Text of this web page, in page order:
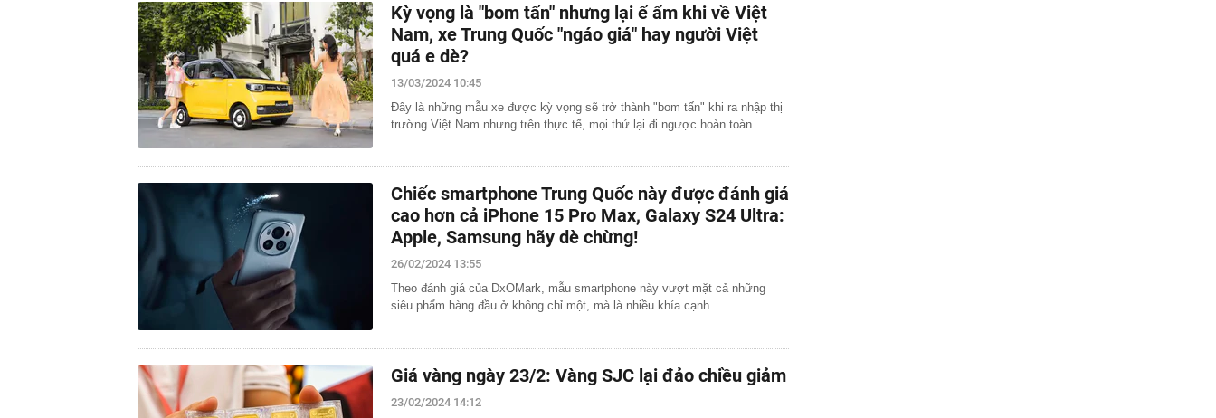
Kỳ vọng là "bom tấn" nhưng lại ế ẩm khi về Việt
Nam, xe Trung Quốc "ngáo giá" hay người Việt
quá e dè?
13/03/2024 10:45
Đây là những mẫu xe được kỳ vọng sẽ trở thành "bom tấn" khi ra nhập thị
trường Việt Nam nhưng trên thực tế, mọi thứ lại đi ngược hoàn toàn.
Chiếc smartphone Trung Quốc này được đánh giá
cao hơn cả iPhone 15 Pro Max, Galaxy S24 Ultra:
Apple, Samsung hãy dè chừng!
26/02/2024 13:55
Theo đánh giá của DxOMark, mẫu smartphone này vượt mặt cả những
siêu phẩm hàng đầu ở không chỉ một, mà là nhiều khía cạnh.
Giá vàng ngày 23/2: Vàng SJC lại đảo chiều giảm
23/02/2024 14:12